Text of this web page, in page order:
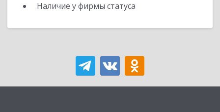
Наличие у фирмы статуса